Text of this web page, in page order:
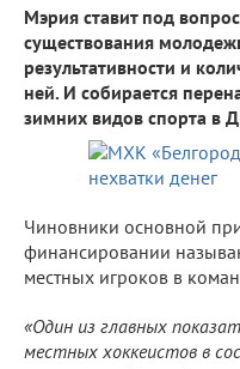
Мэрия ставит под
существования
результативности и
ней. И собирается
зимних видов спорта в
Чиновники основной
финансировании
местных игроков в
«Один из главных
местных хоккеистов в